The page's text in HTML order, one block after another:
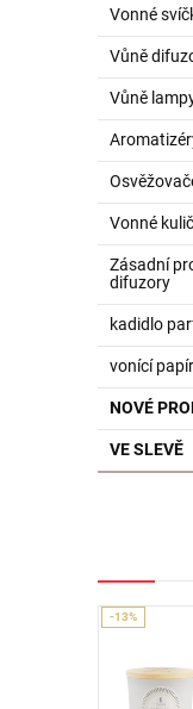
Vonné
Vůně
Vůně
Vonné
Zásadní
difuzory
kadidlo
vonící papír
NOVÉ
VE SLEVĚ